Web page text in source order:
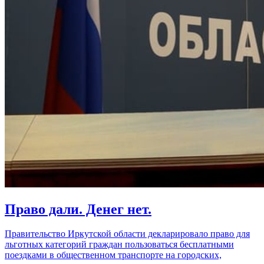
Право дали. Денег нет.
Правительство Иркутской области декларировало право для
льготных категорий граждан пользоваться бесплатными
поездками в общественном транспорте на городских,